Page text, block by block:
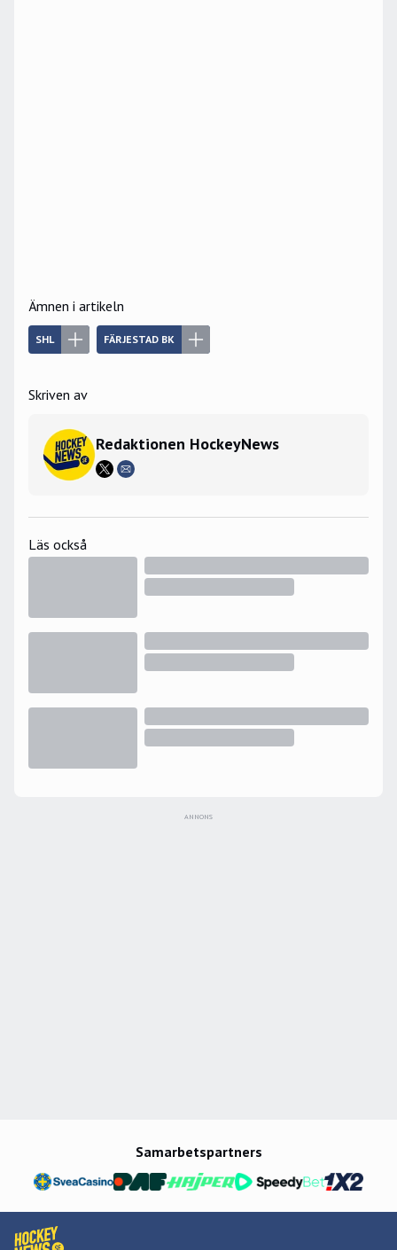
Ämnen i artikeln
SHL FÄRJESTAD BK
Skriven av
Redaktionen HockeyNews
Läs också
ANNONS
Samarbetspartners